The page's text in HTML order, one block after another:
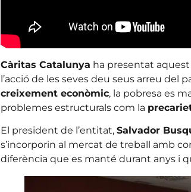
Càritas Catalunya ha presentat aquest
l’acció de les seves deu seus arreu del
creixement econòmic, la pobresa es
problemes estructurals com la
El president de l’entitat, Salvador
s’incorporin al mercat de treball amb
diferència que es manté durant anys i